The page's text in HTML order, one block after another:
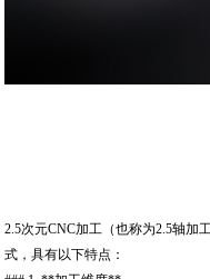
2.5次元CNC加工（也称为2.5轴加
式，具有以下特点：